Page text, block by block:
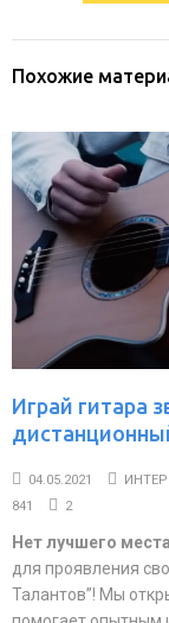
Похожие
Играй гитара
04.05.2021
841
2
Нет лучшего места
для проявления
Талантов”! Мы